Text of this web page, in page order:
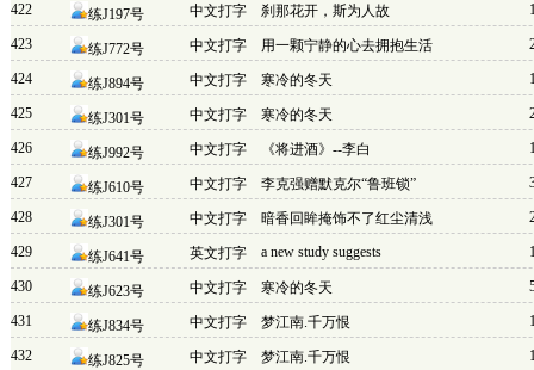
422 练J197号 中文打字 刹那花开，斯为人故
423 练J772号 中文打字 用一颗宁静的心去拥抱生活
424 练J894号 中文打字 寒冷的冬天
425 练J301号 中文打字 寒冷的冬天
426 练J992号 中文打字 《将进酒》--李白
427 练J610号 中文打字 李克强赠默克尔“鲁班锁”
428 练J301号 中文打字 暗香回眸掩饰不了红尘清浅
429 练J641号 英文打字 a new study suggests
430 练J623号 中文打字 寒冷的冬天
431 练J834号 中文打字 梦江南.千万恨
432 练J825号 中文打字 梦江南.千万恨